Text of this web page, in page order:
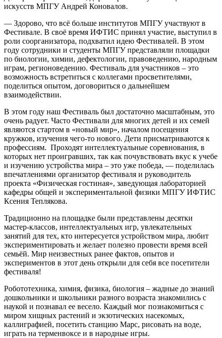
искусств МПГУ Андрей Коновалов.
— Здорово, что всё больше институтов МПГУ участвуют в
Фестивале. В своё время ИФТИС принял участие, выступил в
роли соорганизатора, подхватил идею Фестивалей. В этом
году сотрудники и студенты МПГУ представляли площадки
по биологии, химии, дефектологии, правоведению, народным
играм, регионоведению. Фестиваль для участников – это
возможность встретиться с коллегами просветителями,
поделиться опытом, договориться о дальнейшем
взаимодействии.
В этом году наш Фестиваль был достаточно масштабным, это
очень радует. Часто Фестивали для многих детей и их семей
являются стартом в «новый мир», началом посещения
кружков, изучения чего-то нового. Дети присматриваются к
профессиям. Проходят интеллектуальные соревнования, в
которых нет проигравших, так как почувствовать вкус к учебе
и изучению устройства мира – это уже победа, — поделилась
впечатлениями организатор фестиваля и руководитель
проекта «Физическая гостиная», заведующая лабораторией
кафедры общей и экспериментальной физики МПГУ ИФТИС
Ксения Теплякова.
Традиционно на площадке были представлены десятки
мастер-классов, интеллектуальных игр, увлекательных
занятий для тех, кто интересуется устройством мира, любит
экспериментировать и желает полезно провести время всей
семьёй. Мир неизвестных ранее фактов, опытов и
экспериментов в этот день открыли для себя все посетители
фестиваля!
Робототехника, химия, физика, биология – жадные до знаний
дошкольники и школьники разного возраста знакомились с
наукой и познавал ее весело. Каждый мог познакомиться с
миром хищных растений и экзотических насекомых,
каллиграфией, посетить станцию Марс, рисовать на воде,
играть на терменвоксе и в народные игры.